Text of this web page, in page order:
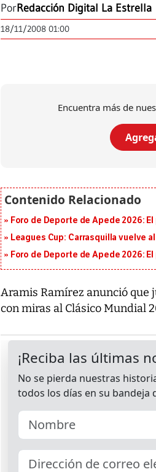
PorRedacción Digital La Estrella
18/11/2008 01:00
Encuentra más de
Foro de Deporte de Apede 2026:
Leagues Cup: Carrasquilla vuelve
Foro de Deporte de Apede 2026:
Aramis Ramírez anunció que
con miras al Clásico Mundial